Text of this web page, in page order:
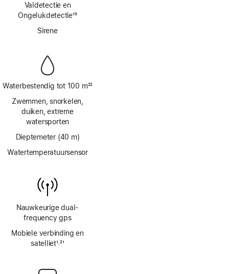
Valdetectie en
Ongelukdetectie10
Sirene
Waterbestendig tot 100 m22
Zwemmen, snorkelen,
duiken, extreme
watersporten
Dieptemeter (40 m)
Watertemperatuursensor
Nauwkeurige dual-
frequency gps
Mobiele verbinding en
satelliet1 ,21